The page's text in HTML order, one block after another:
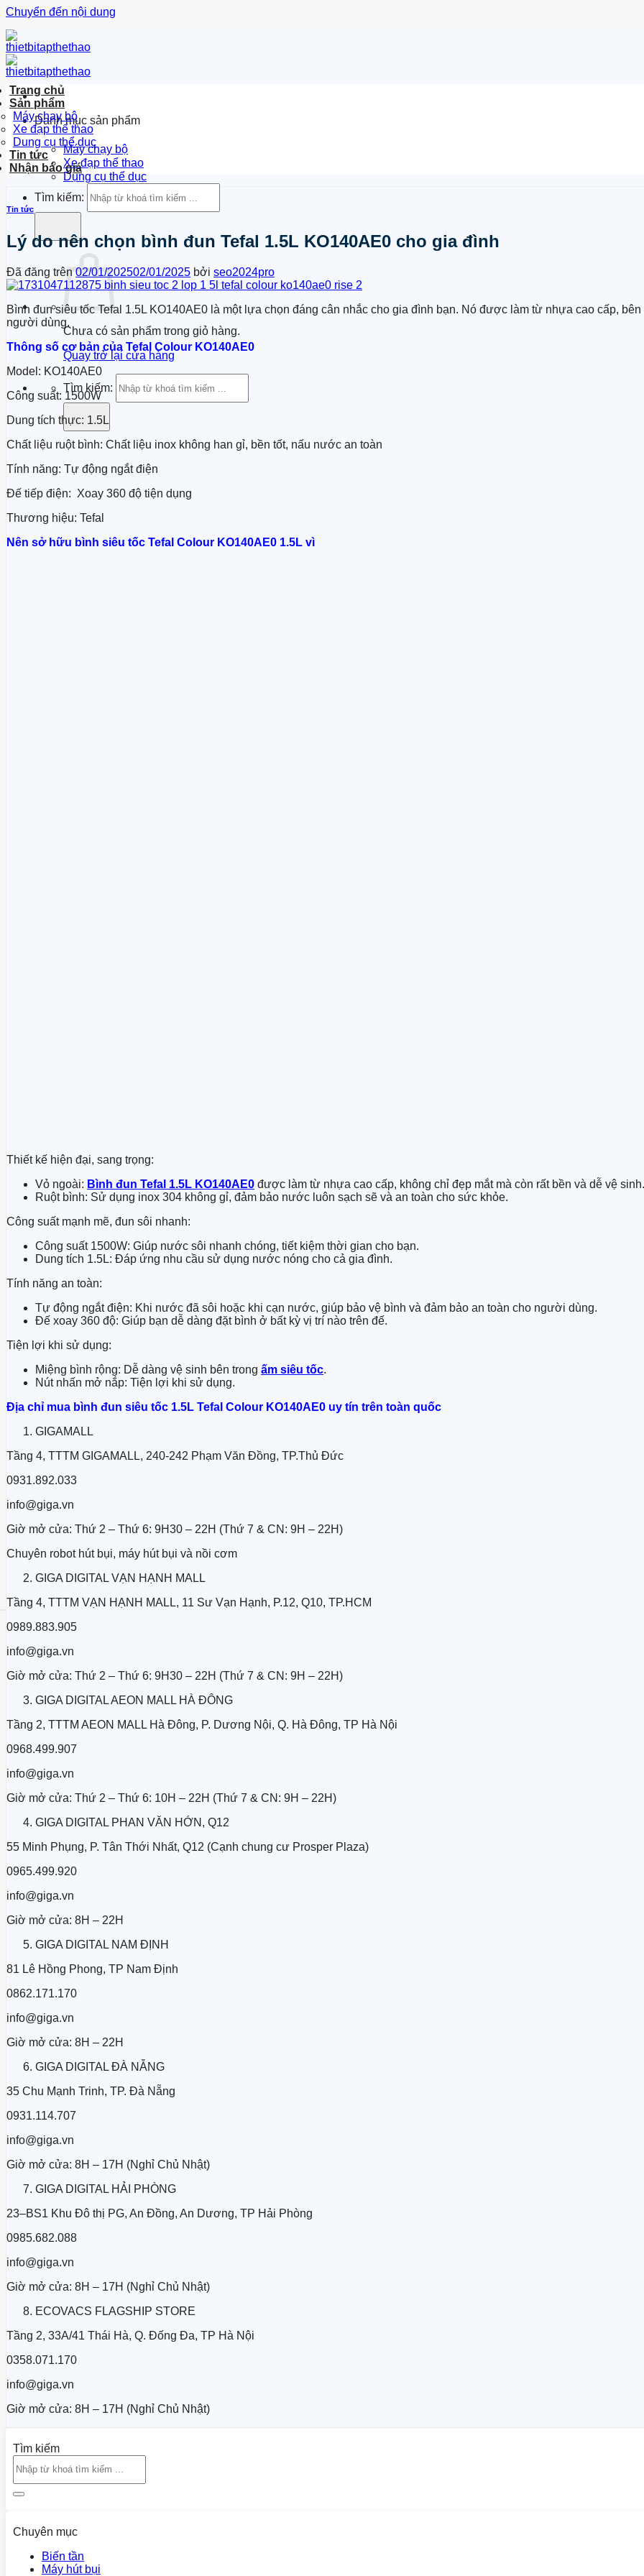
Chuyển đến nội dung
Danh mục sản phẩm
Máy chạy bộ
Xe đạp thể thao
Dụng cụ thể dục
Tìm kiếm:
Chưa có sản phẩm trong giỏ hàng.
Quay trở lại cửa hàng
Tìm kiếm:
Trang chủ
Sản phẩm
Máy chạy bộ
Xe đạp thể thao
Dung cụ thể dục
Tin tức
Nhận báo giá
Tin tức
Lý do nên chọn bình đun Tefal 1.5L KO140AE0 cho gia đình
Đã đăng trên 02/01/202502/01/2025 bởi seo2024pro
Bình đun siêu tốc Tefal 1.5L KO140AE0 là một lựa chọn đáng cân nhắc cho gia đình bạn. Nó được làm từ nhựa cao cấp,
người dùng.
Thông số cơ bản của Tefal Colour KO140AE0
Model: KO140AE0
Công suất: 1500W
Dung tích thực: 1.5L
Chất liệu ruột bình: Chất liệu inox không han gỉ, bền tốt, nấu nước an toàn
Tính năng: Tự động ngắt điện
Đế tiếp điện: Xoay 360 độ tiện dụng
Thương hiệu: Tefal
Nên sở hữu bình siêu tốc Tefal Colour KO140AE0 1.5L vì
Thiết kế hiện đại, sang trọng:
Vỏ ngoài: Bình đun Tefal 1.5L KO140AE0 được làm từ nhựa cao cấp, không chỉ đẹp mắt mà còn rất bền và dễ vệ sinh.
Ruột bình: Sử dụng inox 304 không gỉ, đảm bảo nước luôn sạch sẽ và an toàn cho sức khỏe.
Công suất mạnh mẽ, đun sôi nhanh:
Công suất 1500W: Giúp nước sôi nhanh chóng, tiết kiệm thời gian cho bạn.
Dung tích 1.5L: Đáp ứng nhu cầu sử dụng nước nóng cho cả gia đình.
Tính năng an toàn:
Tự động ngắt điện: Khi nước đã sôi hoặc khi cạn nước, giúp bảo vệ bình và đảm bảo an toàn cho người dùng.
Đế xoay 360 độ: Giúp bạn dễ dàng đặt bình ở bất kỳ vị trí nào trên đế.
Tiện lợi khi sử dụng:
Miệng bình rộng: Dễ dàng vệ sinh bên trong ấm siêu tốc.
Nút nhấn mở nắp: Tiện lợi khi sử dụng.
Địa chỉ mua bình đun siêu tốc 1.5L Tefal Colour KO140AE0 uy tín trên toàn quốc
GIGAMALL
Tầng 4, TTTM GIGAMALL, 240-242 Phạm Văn Đồng, TP.Thủ Đức
0931.892.033
info@giga.vn
Giờ mở cửa: Thứ 2 – Thứ 6: 9H30 – 22H (Thứ 7 & CN: 9H – 22H)
Chuyên robot hút bụi, máy hút bụi và nồi cơm
GIGA DIGITAL VẠN HẠNH MALL
Tầng 4, TTTM VẠN HẠNH MALL, 11 Sư Vạn Hạnh, P.12, Q10, TP.HCM
0989.883.905
info@giga.vn
Giờ mở cửa: Thứ 2 – Thứ 6: 9H30 – 22H (Thứ 7 & CN: 9H – 22H)
GIGA DIGITAL AEON MALL HÀ ĐÔNG
Tầng 2, TTTM AEON MALL Hà Đông, P. Dương Nội, Q. Hà Đông, TP Hà Nội
0968.499.907
info@giga.vn
Giờ mở cửa: Thứ 2 – Thứ 6: 10H – 22H (Thứ 7 & CN: 9H – 22H)
GIGA DIGITAL PHAN VĂN HỚN, Q12
55 Minh Phụng, P. Tân Thới Nhất, Q12 (Cạnh chung cư Prosper Plaza)
0965.499.920
info@giga.vn
Giờ mở cửa: 8H – 22H
GIGA DIGITAL NAM ĐỊNH
81 Lê Hồng Phong, TP Nam Định
0862.171.170
info@giga.vn
Giờ mở cửa: 8H – 22H
GIGA DIGITAL ĐÀ NẴNG
35 Chu Mạnh Trinh, TP. Đà Nẵng
0931.114.707
info@giga.vn
Giờ mở cửa: 8H – 17H (Nghỉ Chủ Nhật)
GIGA DIGITAL HẢI PHÒNG
23–BS1 Khu Đô thị PG, An Đồng, An Dương, TP Hải Phòng
0985.682.088
info@giga.vn
Giờ mở cửa: 8H – 17H (Nghỉ Chủ Nhật)
ECOVACS FLAGSHIP STORE
Tầng 2, 33A/41 Thái Hà, Q. Đống Đa, TP Hà Nội
0358.071.170
info@giga.vn
Giờ mở cửa: 8H – 17H (Nghỉ Chủ Nhật)
Tìm kiếm
Chuyên mục
Biến tần
Máy hút bụi